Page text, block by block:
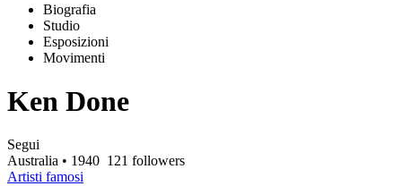
Biografia
Studio
Esposizioni
Movimenti
Ken Done
Segui
Australia • 1940 121 followers
Artisti famosi